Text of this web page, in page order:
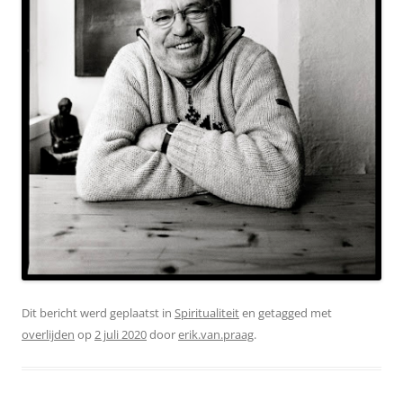
Dit bericht werd geplaatst in Spiritualiteiten getagged met
overlijden op2 juli 2020doorerik.van.praag.